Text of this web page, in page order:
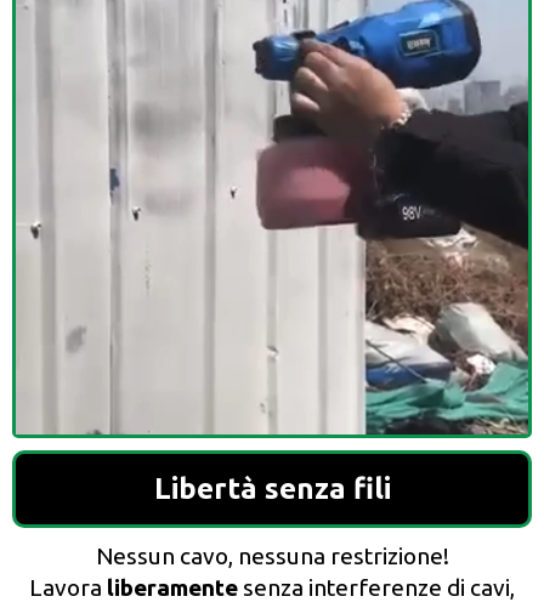
Libertà senza fili
Nessun cavo, nessuna restrizione!
Lavora liberamente senza interferenze di cavi,